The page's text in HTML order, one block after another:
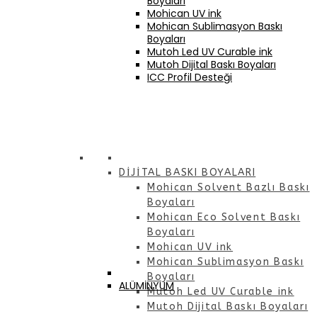
DİJİTAL BASKI BOYALARI
Mohican Solvent Bazlı Baskı
Boyaları
Mohican Eco Solvent Baskı
Boyaları
Mohican UV ink
Mohican Sublimasyon Baskı
Boyaları
Mutoh Led UV Curable ink
Mutoh Dijital Baskı Boyaları
Mohican UV ink
Mohican Sublimasyon Baskı
Boyaları
Mutoh Led UV Curable ink
Mutoh Dijital Baskı Boyaları
ICC Profil Desteği
ALÜMİNYUM